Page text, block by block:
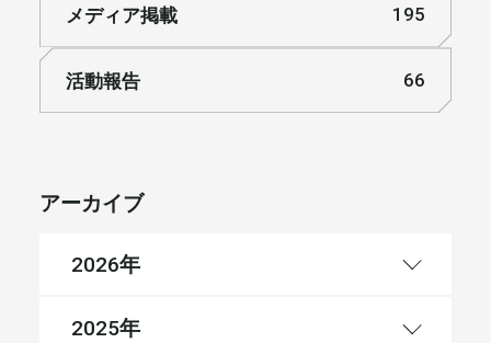
メディア掲載 195
活動報告 66
アーカイブ
2026年
2025年